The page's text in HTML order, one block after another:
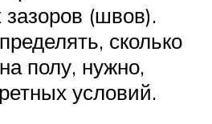
(швов).
сколько
полу, нужно,
условий.